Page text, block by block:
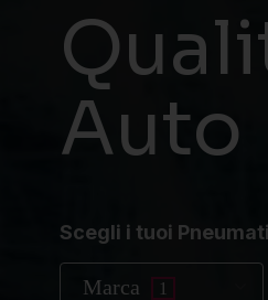
Auto
Scegli i tuoi
Marca 1